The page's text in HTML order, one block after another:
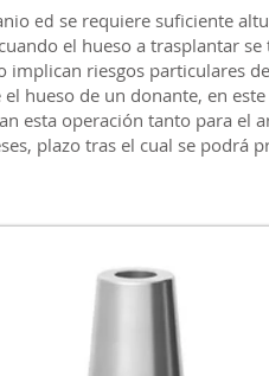
ed se requiere suficiente
el hueso a trasplantar
implican riesgos particulares
hueso de un donante, en
esta operación tanto para el
plazo tras el cual se podrá